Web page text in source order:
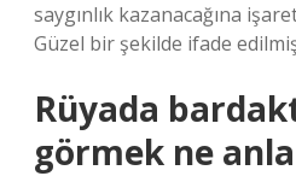
saygınlık kazanacağına
Güzel bir şekilde ifade
Rüyada
görmek ne